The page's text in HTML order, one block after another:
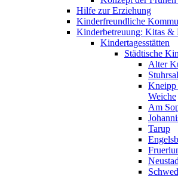
Hilfe zur Erziehung
Kinderfreundliche
Kinderbetreuung: Kitas &
Kindertagesstätten
Städtische
Alter
Kneipp
Weiche
Am
Tarup